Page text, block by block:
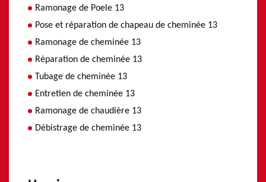
Ramonage de Poele 13
Pose et réparation de chapeau de cheminée 13
Ramonage de cheminée 13
Réparation de cheminée 13
Tubage de cheminée 13
Entretien de cheminée 13
Ramonage de chaudière 13
Débistrage de cheminée 13